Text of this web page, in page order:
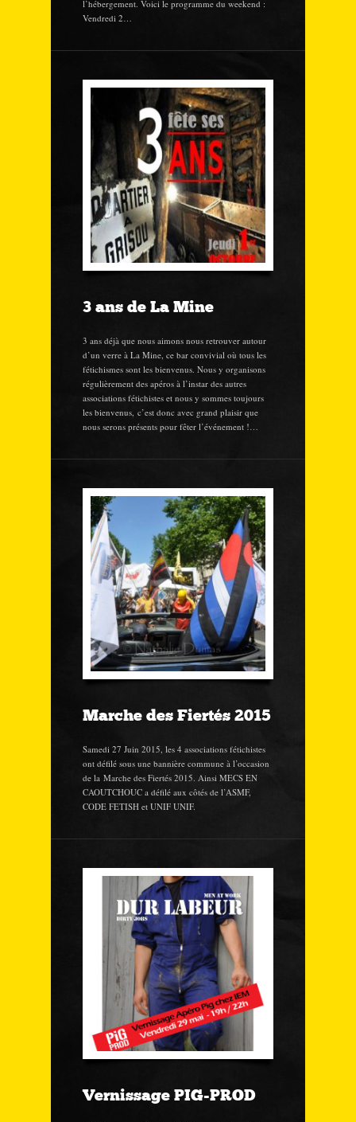
l’hébergement. Voici le programme du weekend :
Vendredi 2…
3 ans de La Mine
3 ans déjà que nous aimons nous retrouver autour
d’un verre à La Mine, ce bar convivial où tous les
fétichismes sont les bienvenus. Nous y organisons
régulièrement des apéros à l’instar des autres
associations fétichistes et nous y sommes toujours
les bienvenus, c’est donc avec grand plaisir que
nous serons présents pour fêter l’événement !…
Marche des Fiertés 2015
Samedi 27 Juin 2015, les 4 associations fétichistes
ont défilé sous une bannière commune à l’occasion
de la Marche des Fiertés 2015. Ainsi MECS EN
CAOUTCHOUC a défilé aux côtés de l’ASMF,
CODE FETISH et UNIF UNIF.
Vernissage PIG-PROD